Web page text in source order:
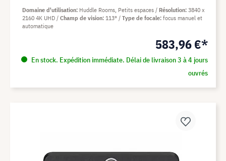
583,96 €*
En stock. Expédition immédiate. Délai de livraison 3 à 4 jours
ouvrés
Domaine d'utilisation Huddle Rooms, Petits espaces Résolution 3840 x
2160 4K UHD
Champ de vision 113° Type de focale focus manuel et
automatique